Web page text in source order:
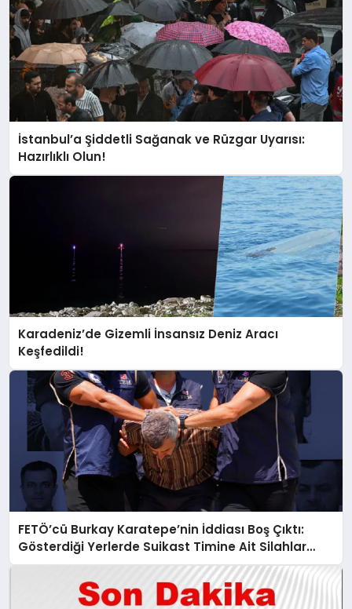
İstanbul’a Şiddetli Sağanak ve Rüzgar Uyarısı:
Hazırlıklı Olun!
Karadeniz’de Gizemli İnsansız Deniz Aracı
Keşfedildi!
FETÖ’cü Burkay Karatepe’nin İddiası Boş Çıktı:
Gösterdiği Yerlerde Suikast Timine Ait Silahlar
Bulunamadı!